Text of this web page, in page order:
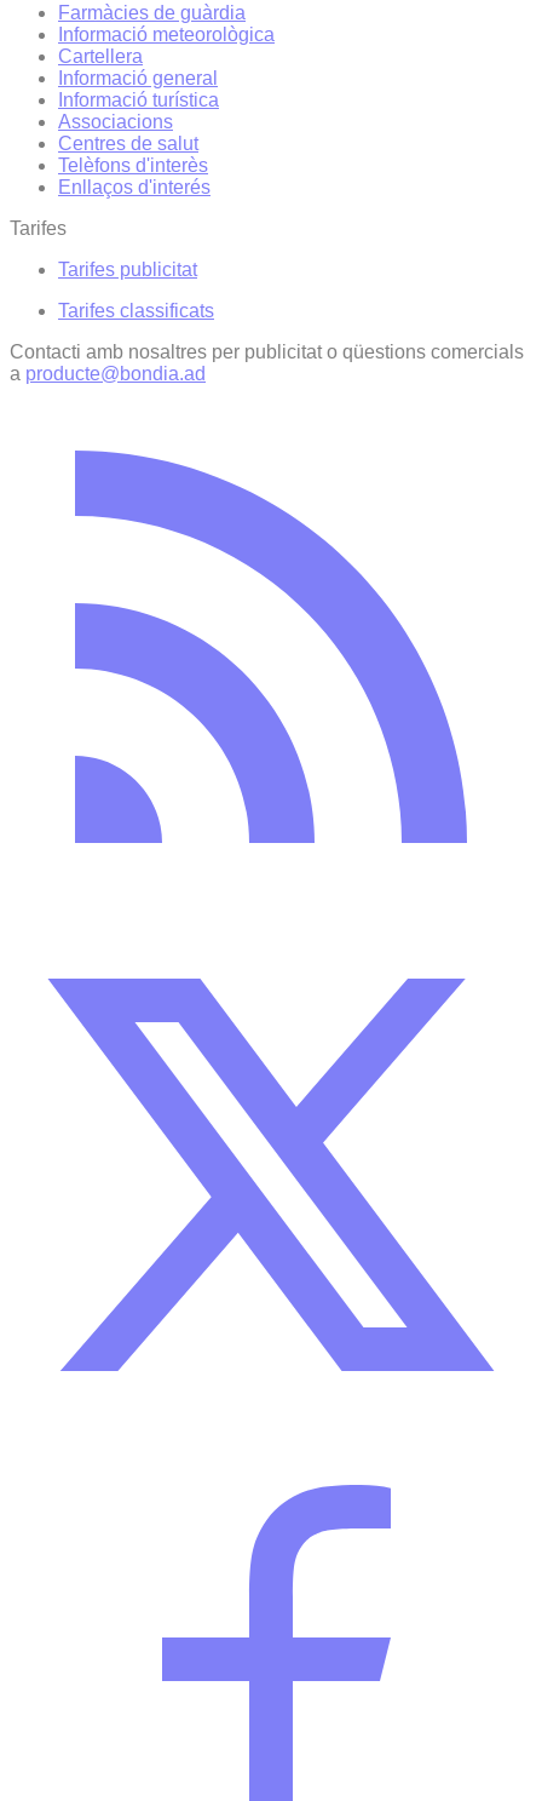
Farmàcies de guàrdia
Informació meteorològica
Cartellera
Informació general
Informació turística
Associacions
Centres de salut
Telèfons d'interès
Enllaços d'interés
Tarifes
Tarifes publicitat
Tarifes classificats
Contacti amb nosaltres per publicitat o qüestions comercials
a producte@bondia.ad